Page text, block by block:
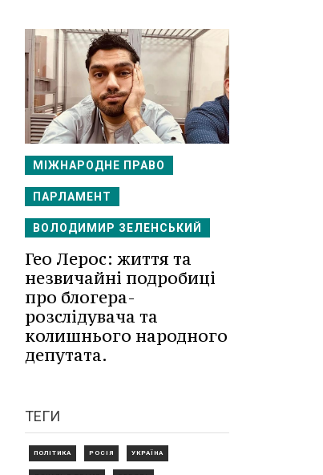
МІЖНАРОДНЕ ПРАВО
ПАРЛАМЕНТ
ВОЛОДИМИР ЗЕЛЕНСЬКИЙ
Гео Лерос: життя та
незвичайні подробиці
про блогера-
розслідувача та
колишнього народного
депутата.
ТЕГИ
ПОЛІТИКА РОСІЯ УКРАЇНА